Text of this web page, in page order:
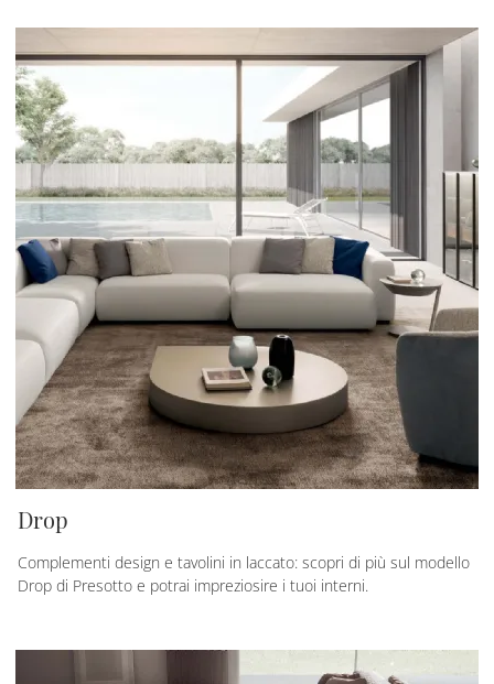
Drop
Complementi design e tavolini in laccato: scopri di più sul modello
Drop di Presotto e potrai impreziosire i tuoi interni.